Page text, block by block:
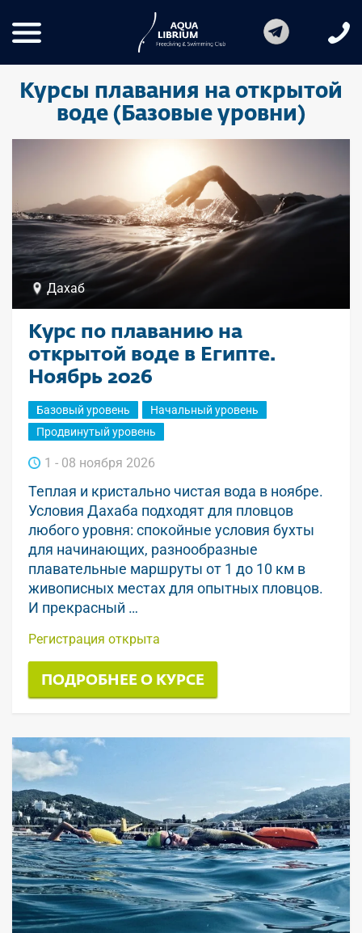
Курсы плавания на открытой
воде (Базовые уровни)
Дахаб
Курс по плаванию на
открытой воде в Египте.
Ноябрь 2026
Базовый уровень
Начальный уровень
Продвинутый уровень
1 - 08 ноября 2026
Теплая и кристально чистая вода в ноябре.
Условия Дахаба подходят для пловцов
любого уровня: спокойные условия бухты
для начинающих, разнообразные
плавательные маршруты от 1 до 10 км в
живописных местах для опытных пловцов.
И прекрасный …
Регистрация открыта
ПОДРОБНЕЕ О КУРСЕ